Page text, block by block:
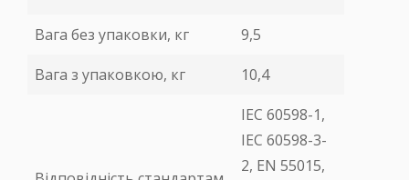
Вага без упаковки, кг
9,5
Вага з упаковкою, кг
10,4
ІЕС 60598-1,
ІЕС 60598-3-
2, EN 55015,